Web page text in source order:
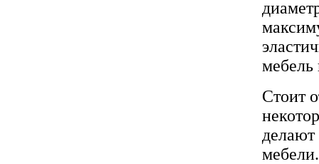
мебель
Стоит
делают
мебели.